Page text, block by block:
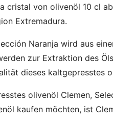
cristal von olivenöl 10 cl
Extremadura.
Naranja wird aus
zur Extraktion des
dieses kaltgepresstes
olivenöl Clemen,
kaufen möchten, ist